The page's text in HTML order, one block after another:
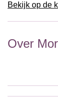
Bekijk op de
Over